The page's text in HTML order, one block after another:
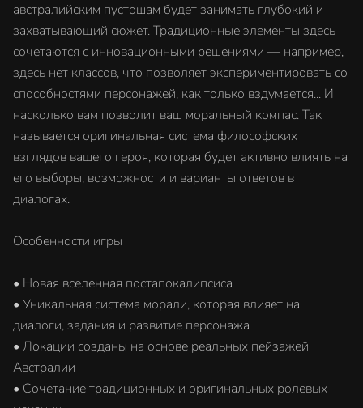
австралийским пустошам будет занимать глубокий и
захватывающий сюжет. Традиционные элементы здесь
сочетаются с инновационными решениями — например,
здесь нет классов, что позволяет экспериментировать со
способностями персонажей, как только вздумается... И
насколько вам позволит ваш моральный компас. Так
называется оригинальная система философских
взглядов вашего героя, которая будет активно влиять на
его выборы, возможности и варианты ответов в
диалогах.
Особенности игры
• Новая вселенная постапокалипсиса
• Уникальная система морали, которая влияет на
диалоги, задания и развитие персонажа
• Локации созданы на основе реальных пейзажей
Австралии
• Сочетание традиционных и оригинальных ролевых